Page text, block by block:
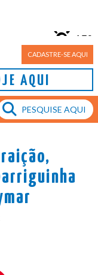
CADASTRE-SE AQUI
AQUI
Porto Alegre
15°